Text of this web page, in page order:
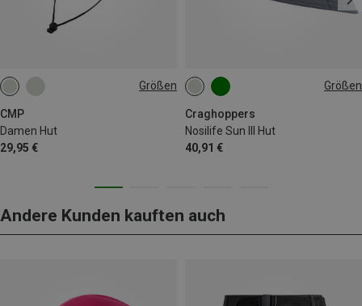
Größen
CMP
Damen Hut
29,95 €
56|58 Größen
Craghoppers
Nosilife Sun III Hut
40,91 €
L|M
Andere Kunden kauften auch